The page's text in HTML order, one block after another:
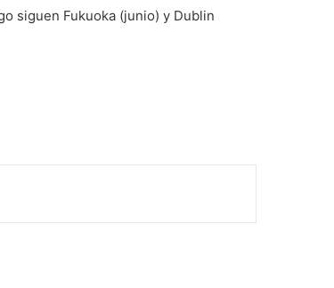
siguen Fukuoka (junio) y Dublin